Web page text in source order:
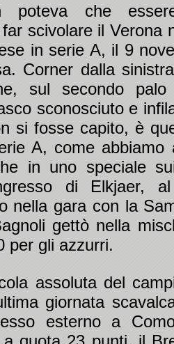
poteva che
scivolare il Verona
in serie A, il 9
Corner dalla
sul secondo palo
sconosciuto e
si fosse capito, è
A, come abbiamo
in uno speciale
di Elkjaer,
nella gara con la
gettò nella
per gli azzurri.
assoluta del
giornata
esterno a